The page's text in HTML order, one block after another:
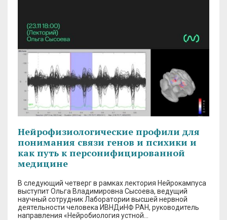
Нейрофизиологические профили для
понимания связи генов и психики и
как путь к персонифицированной
медицине
В следующий четверг в рамках лектория Нейрокампуса
выступит Ольга Владимировна Сысоева, ведущий
научный сотрудник Лаборатории высшей нервной
деятельности человека ИВНДиНФ РАН, руководитель
направления «Нейробиология устной…